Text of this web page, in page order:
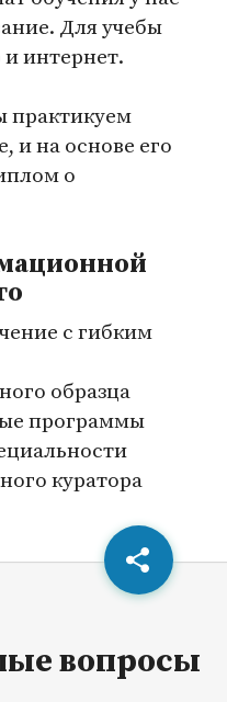
Для учебы
интернет.
практикуем
и на основе его
о
с гибким
образца
программы
куратора
вопросы